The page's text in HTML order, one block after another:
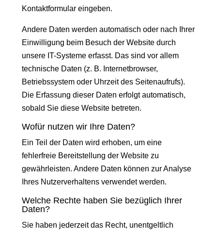
Kontaktformular eingeben.
Andere Daten werden automatisch oder nach Ihrer
Einwilligung beim Besuch der Website durch
unsere IT-Systeme erfasst. Das sind vor allem
technische Daten (z. B. Internetbrowser,
Betriebssystem oder Uhrzeit des Seitenaufrufs).
Die Erfassung dieser Daten erfolgt automatisch,
sobald Sie diese Website betreten.
Wofür nutzen wir Ihre Daten?
Ein Teil der Daten wird erhoben, um eine
fehlerfreie Bereitstellung der Website zu
gewährleisten. Andere Daten können zur Analyse
Ihres Nutzerverhaltens verwendet werden.
Welche Rechte haben Sie bezüglich Ihrer
Daten?
Sie haben jederzeit das Recht, unentgeltlich